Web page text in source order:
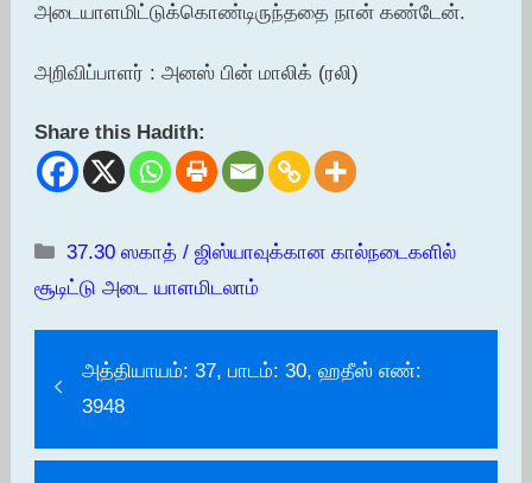
அடையாளமிட்டுக்கொண்டிருந்ததை நான் கண்டேன்.
அறிவிப்பாளர் : அனஸ் பின் மாலிக் (ரலி)
Share this Hadith:
Categories
37.30 ஸகாத் / ஜிஸ்யாவுக்கான கால்நடைகளில்
சூடிட்டு அடை யாளமிடலாம்
அத்தியாயம்: 37, பாடம்: 30, ஹதீஸ் எண்:
3948